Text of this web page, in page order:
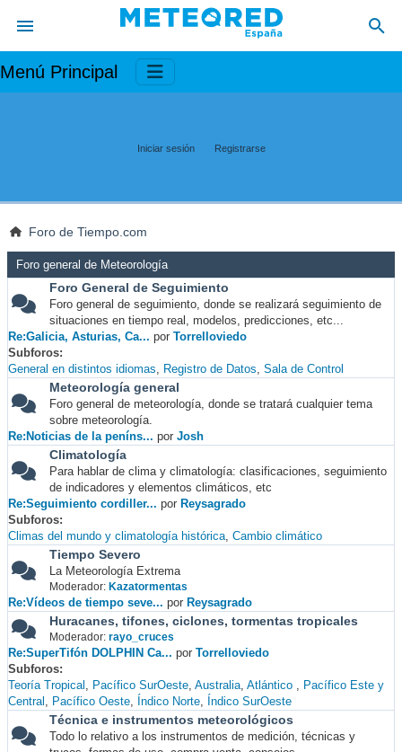
Menú Principal
Iniciar sesión Registrarse
Foro de Tiempo.com
Foro general de Meteorología
Foro General de Seguimiento
Foro general de seguimiento, donde se realizará seguimiento de
situaciones en tiempo real, modelos, predicciones, etc...
Re:Galicia, Asturias, Ca... por Torrelloviedo
Subforos
General en distintos idiomas
Registro de Datos Sala de Control
Meteorología general
Foro general de meteorología, donde se tratará cualquier tema
sobre meteorología.
Re:Noticias de la peníns... por Josh
Climatología
Para hablar de clima y climatología: clasificaciones, seguimiento
de indicadores y elementos climáticos, etc
Re:Seguimiento cordiller... por Reysagrado
Subforos
Climas del mundo y climatología histórica Cambio climático
Tiempo Severo
La Meteorología Extrema
Moderador: Kazatormentas
Re:Vídeos de tiempo seve... por Reysagrado
Huracanes, tifones, ciclones, tormentas tropicales
Moderador: rayo_cruces
Re:SuperTifón DOLPHIN Ca... por Torrelloviedo
Subforos
Teoría Tropical
Pacífico SurOeste Australia Atlántico
Pacífico Este y
Central
Pacífico Oeste Índico Norte Índico SurOeste
Técnica e instrumentos meteorológicos
Todo lo relativo a los instrumentos de medición, técnicas y